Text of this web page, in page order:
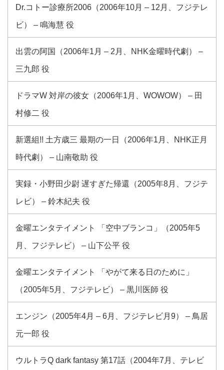
Dr.コトー診療所2006（2006年10月 – 12月、フジテレ
ビ） – 鳴海慧 役
出雲の阿国（2006年1月 – 2月、NHK金曜時代劇） –
三九郎 役
ドラマW 対岸の彼女（2006年1月、WOWOW） – 田
村修二 役
新選組!! 土方歳三 最期の一日（2006年1月、NHK正月
時代劇） – 山南敬助 役
実録・小野田少尉 遅すぎた帰還（2005年8月、フジテ
レビ） – 鈴木紀夫 役
金曜エンタテイメント 「空中ブランコ」（2005年5
月、フジテレビ） – 山下公平 役
金曜エンタテイメント 「やがて来る日のために」
（2005年5月、フジテレビ） – 黒川医師 役
エンジン（2005年4月 – 6月、フジテレビ月9） – 鳥居
元一郎 役
ウルトラQ dark fantasy 第17話（2004年7月、テレビ